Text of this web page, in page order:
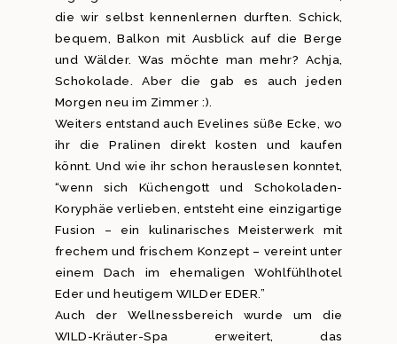
die wir selbst kennenlernen durften. Schick,
bequem, Balkon mit Ausblick auf die Berge
und Wälder. Was möchte man mehr? Achja,
Schokolade. Aber die gab es auch jeden
Morgen neu im Zimmer :).
Weiters entstand auch Evelines süße Ecke, wo
ihr die Pralinen direkt kosten und kaufen
könnt. Und wie ihr schon herauslesen konntet,
“wenn sich Küchengott und Schokoladen-
Koryphäe verlieben, entsteht eine einzigartige
Fusion – ein kulinarisches Meisterwerk mit
frechem und frischem Konzept – vereint unter
einem Dach im ehemaligen Wohlfühlhotel
Eder und heutigem WILDer EDER.”
Auch der Wellnessbereich wurde um die
WILD-Kräuter-Spa erweitert, das